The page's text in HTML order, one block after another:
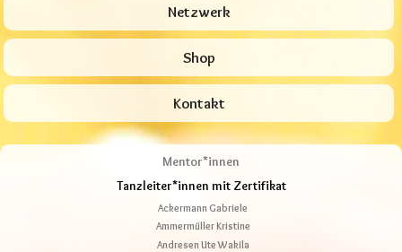
Netzwerk
Shop
Kontakt
Mentor*innen
Tanzleiter*innen mit Zertifikat
Ackermann Gabriele
Ammermüller Kristine
Andresen Ute Wakila